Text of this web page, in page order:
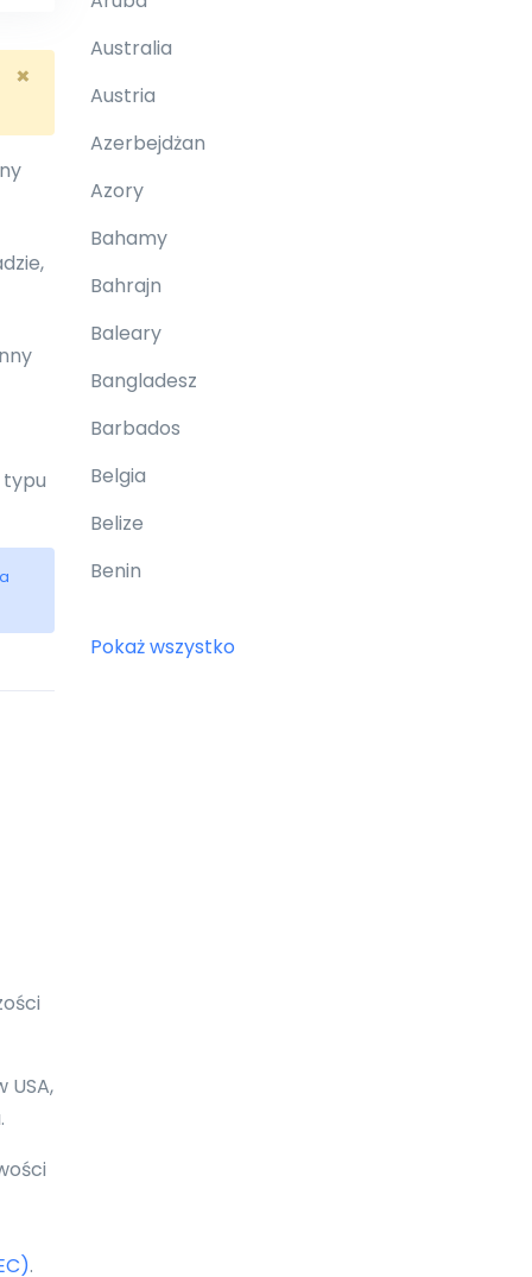
×
typu
USA,
.
Australia
Austria
Azerbejdżan
Azory
Bahamy
Bahrajn
Baleary
Bangladesz
Barbados
Belgia
Belize
Benin
Pokaż wszystko